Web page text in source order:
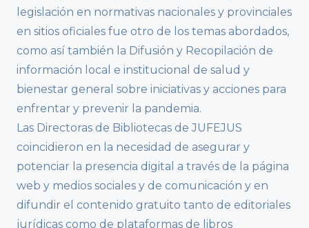
legislación en normativas nacionales y provinciales
en sitios oficiales fue otro de los temas abordados,
como así también la Difusión y Recopilación de
información local e institucional de salud y
bienestar general sobre iniciativas y acciones para
enfrentar y prevenir la pandemia.
Las Directoras de Bibliotecas de JUFEJUS
coincidieron en la necesidad de asegurar y
potenciar la presencia digital a través de la página
web y medios sociales y de comunicación y en
difundir el contenido gratuito tanto de editoriales
jurídicas como de plataformas de libros